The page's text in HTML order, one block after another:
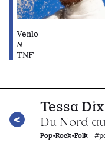
Venlo
N
TNF
Tessa
Du Nord
Pop•Rock•Folk